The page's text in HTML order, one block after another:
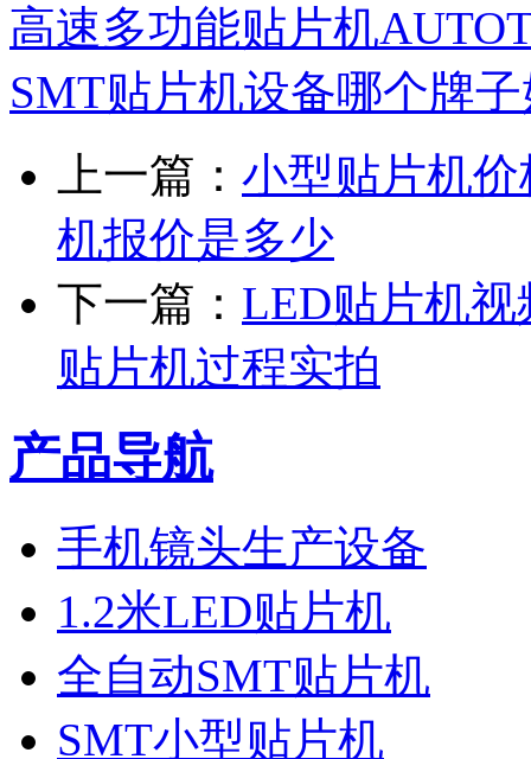
高速多功能贴片机
SMT贴片机设备哪个牌
上一篇： 小型贴片机
机报价是多少
下一篇： LED贴片机
贴片机过程实拍
产品导航
手机镜头生产设备
1.2米LED贴片机
全自动SMT贴片机
SMT小型贴片机